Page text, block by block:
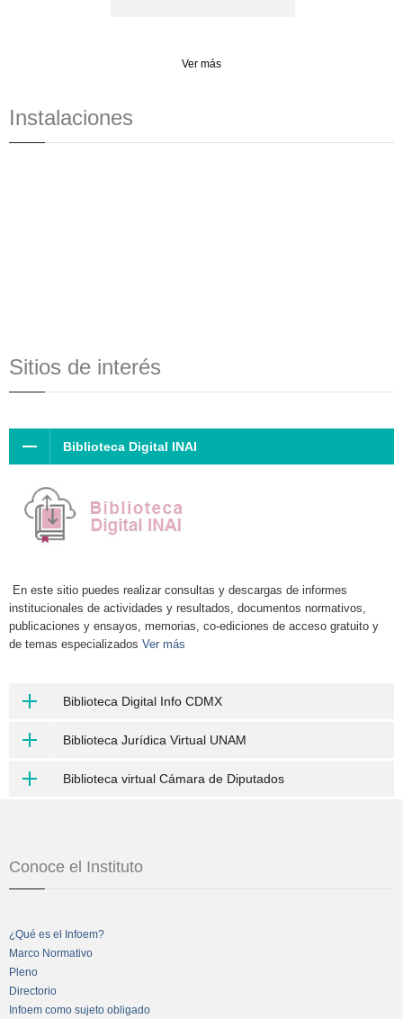
Ver más
Instalaciones
Sitios de interés
Biblioteca Digital INAI
En este sitio puedes realizar consultas y descargas de informes
institucionales de actividades y resultados, documentos normativos,
publicaciones y ensayos, memorias, co-ediciones de acceso gratuito y
de temas especializados Ver más
Biblioteca Digital Info CDMX
Biblioteca Jurídica Virtual UNAM
Biblioteca virtual Cámara de Diputados
Conoce el Instituto
¿Qué es el Infoem?
Marco Normativo
Pleno
Directorio
Infoem como sujeto obligado